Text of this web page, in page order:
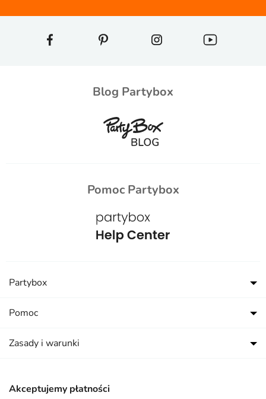
Blog Partybox
Pomoc Partybox
Akceptujemy płatności
Partybox
Pomoc
Zasady i warunki